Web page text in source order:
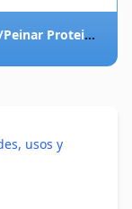
Loción Capilar Every Night Nino Crm P/Peinar Proteina 240Gr
usos y